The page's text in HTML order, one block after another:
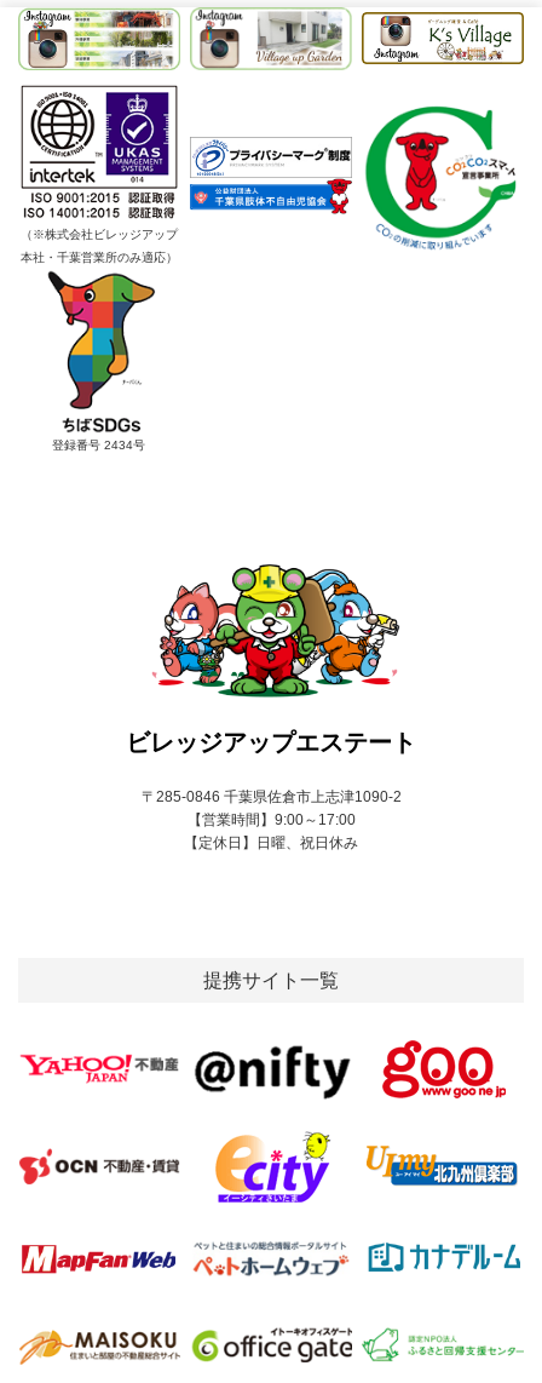
（※株式会社ビレッジアップ
本社・千葉営業所のみ適応）
登録番号 2434号
ビレッジアップエステート
〒285-0846 千葉県佐倉市上志津1090-2
【営業時間】9:00～17:00
【定休日】日曜、祝日休み
提携サイト一覧